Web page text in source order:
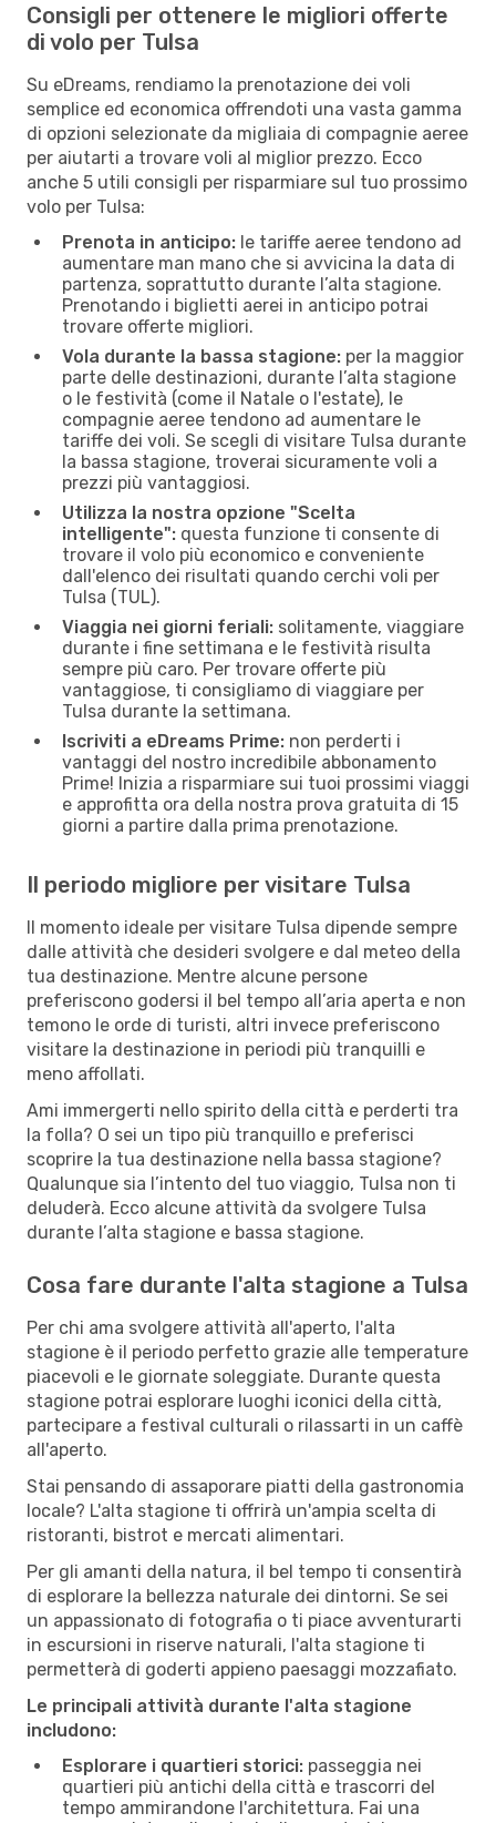
Consigli per ottenere le migliori offerte
di volo per Tulsa
Su eDreams, rendiamo la prenotazione dei voli
semplice ed economica offrendoti una vasta gamma
di opzioni selezionate da migliaia di compagnie aeree
per aiutarti a trovare voli al miglior prezzo. Ecco
anche 5 utili consigli per risparmiare sul tuo prossimo
volo per Tulsa:
Prenota in anticipo: le tariffe aeree tendono ad
aumentare man mano che si avvicina la data di
partenza, soprattutto durante l’alta stagione.
Prenotando i biglietti aerei in anticipo potrai
trovare offerte migliori.
Vola durante la bassa stagione: per la maggior
parte delle destinazioni, durante l’alta stagione
o le festività (come il Natale o l'estate), le
compagnie aeree tendono ad aumentare le
tariffe dei voli. Se scegli di visitare Tulsa durante
la bassa stagione, troverai sicuramente voli a
prezzi più vantaggiosi.
Utilizza la nostra opzione "Scelta
intelligente": questa funzione ti consente di
trovare il volo più economico e conveniente
dall'elenco dei risultati quando cerchi voli per
Tulsa (TUL).
Viaggia nei giorni feriali: solitamente, viaggiare
durante i fine settimana e le festività risulta
sempre più caro. Per trovare offerte più
vantaggiose, ti consigliamo di viaggiare per
Tulsa durante la settimana.
Iscriviti a eDreams Prime: non perderti i
vantaggi del nostro incredibile abbonamento
Prime! Inizia a risparmiare sui tuoi prossimi viaggi
e approfitta ora della nostra prova gratuita di 15
giorni a partire dalla prima prenotazione.
Il periodo migliore per visitare Tulsa
Il momento ideale per visitare Tulsa dipende sempre
dalle attività che desideri svolgere e dal meteo della
tua destinazione. Mentre alcune persone
preferiscono godersi il bel tempo all’aria aperta e non
temono le orde di turisti, altri invece preferiscono
visitare la destinazione in periodi più tranquilli e
meno affollati.
Ami immergerti nello spirito della città e perderti tra
la folla? O sei un tipo più tranquillo e preferisci
scoprire la tua destinazione nella bassa stagione?
Qualunque sia l’intento del tuo viaggio, Tulsa non ti
deluderà. Ecco alcune attività da svolgere Tulsa
durante l’alta stagione e bassa stagione.
Cosa fare durante l'alta stagione a Tulsa
Per chi ama svolgere attività all'aperto, l'alta
stagione è il periodo perfetto grazie alle temperature
piacevoli e le giornate soleggiate. Durante questa
stagione potrai esplorare luoghi iconici della città,
partecipare a festival culturali o rilassarti in un caffè
all'aperto.
Stai pensando di assaporare piatti della gastronomia
locale? L'alta stagione ti offrirà un'ampia scelta di
ristoranti, bistrot e mercati alimentari.
Per gli amanti della natura, il bel tempo ti consentirà
di esplorare la bellezza naturale dei dintorni. Se sei
un appassionato di fotografia o ti piace avventurarti
in escursioni in riserve naturali, l'alta stagione ti
permetterà di goderti appieno paesaggi mozzafiato.
Le principali attività durante l'alta stagione
includono:
Esplorare i quartieri storici: passeggia nei
quartieri più antichi della città e trascorri del
tempo ammirandone l'architettura. Fai una